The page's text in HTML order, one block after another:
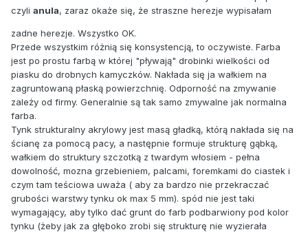
czyli anula, zaraz okaże się, że straszne herezje wypisałam
zadne herezje. Wszystko OK.
Przede wszystkim różnią się konsystencją, to oczywiste. Farba
jest po prostu farbą w której "pływają" drobinki wielkości od
piasku do drobnych kamyczków. Nakłada się ja wałkiem na
zagruntowaną płaską powierzchnię. Odporność na zmywanie
zależy od firmy. Generalnie są tak samo zmywalne jak normalna
farba.
Tynk strukturalny akrylowy jest masą gładką, którą nakłada się na
ścianę za pomocą pacy, a następnie formuje strukturę gąbką,
wałkiem do struktury szczotką z twardym włosiem - pełna
dowolność, mozna grzebieniem, palcami, foremkami do ciastek i
czym tam teściowa uważa ( aby za bardzo nie przekraczać
grubości warstwy tynku ok max 5 mm). spód nie jest taki
wymagający, aby tylko dać grunt do farb podbarwiony pod kolor
tynku (żeby jak za głęboko zrobi się strukturę nie wyzierała